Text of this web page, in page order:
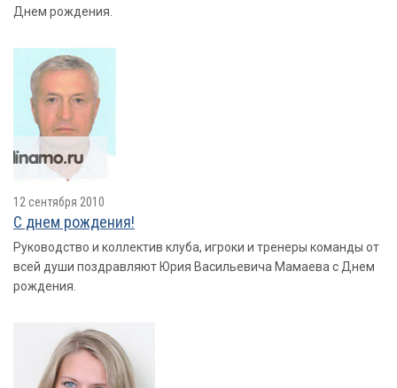
Днем рождения.
12 сентября 2010
С днем рождения!
Руководство и коллектив клуба, игроки и тренеры команды от
всей души поздравляют Юрия Васильевича Мамаева с Днем
рождения.